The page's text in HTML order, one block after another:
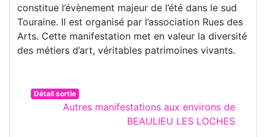
constitue l’évènement majeur de l’été dans le sud
Touraine. Il est organisé par l’association Rues des
Arts. Cette manifestation met en valeur la diversité
des métiers d’art, véritables patrimoines vivants.
Détail sortie
Autres manifestations aux environs de
BEAULIEU LES LOCHES